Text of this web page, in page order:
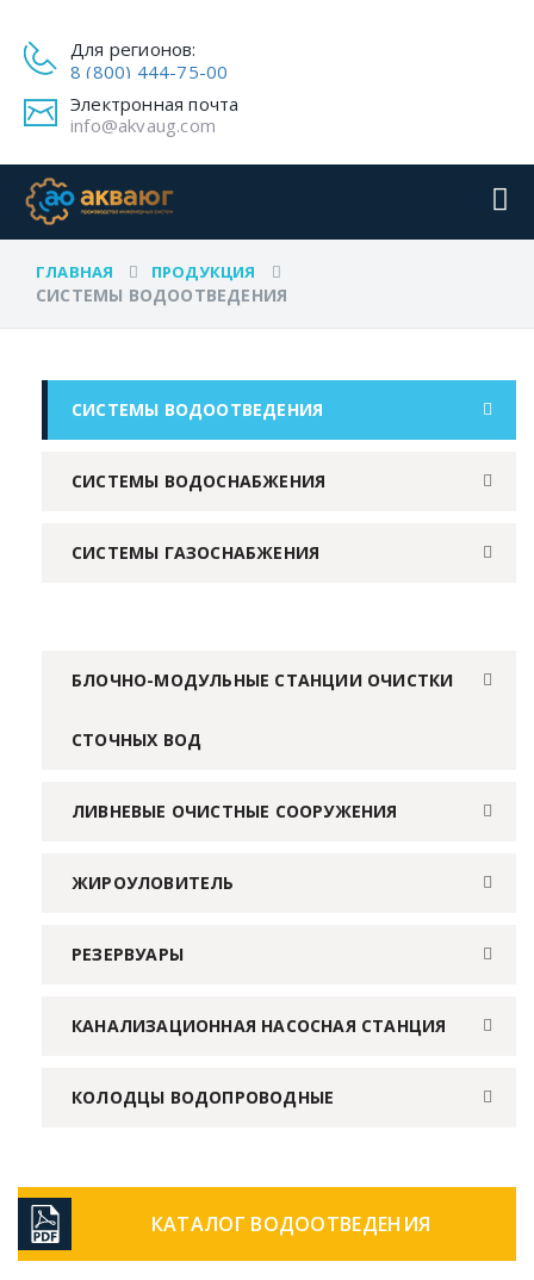
Для регионов:
8 (800) 444-75-00
Электронная почта
info@akvaug.com
ГЛАВНАЯ ПРОДУКЦИЯ
СИСТЕМЫ ВОДООТВЕДЕНИЯ
СИСТЕМЫ ВОДООТВЕДЕНИЯ
СИСТЕМЫ ВОДОСНАБЖЕНИЯ
СИСТЕМЫ ГАЗОСНАБЖЕНИЯ
БЛОЧНО-МОДУЛЬНЫЕ СТАНЦИИ ОЧИСТКИ
СТОЧНЫХ ВОД
ЛИВНЕВЫЕ ОЧИСТНЫЕ СООРУЖЕНИЯ
ЖИРОУЛОВИТЕЛЬ
РЕЗЕРВУАРЫ
КАНАЛИЗАЦИОННАЯ НАСОСНАЯ СТАНЦИЯ
КОЛОДЦЫ ВОДОПРОВОДНЫЕ
КАТАЛОГ ВОДООТВЕДЕНИЯ